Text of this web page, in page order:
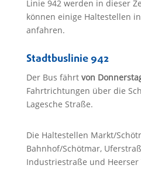
Linie 942 werden in dieser
können einige Haltestellen
anfahren.
Stadtbuslinie 942
Der Bus fährt von
Fahrtrichtungen über die
Lagesche Straße.
Die Haltestellen Markt/
Bahnhof/Schötmar,
Industriestraße und Heerser